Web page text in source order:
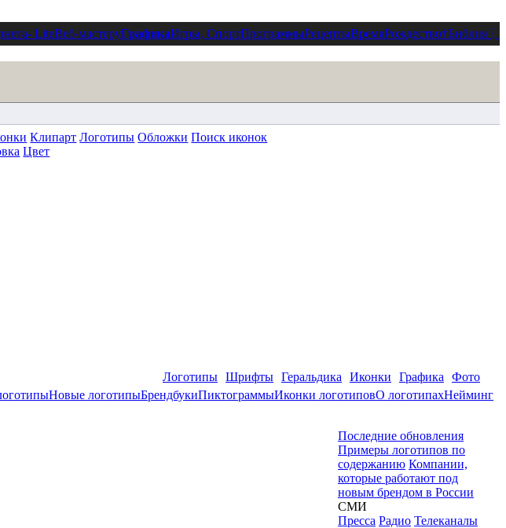
- LiteВеб-мастеруГрафикаИгры, СпортПрограммыРецептыВремяРождество†Библия ⋮
Логотипы Шрифты Геральдика Иконки Графика Фото
Новые логотипыБрендбукиПиктограммыИконки логотиповО логотипахНейминг
Клипарт Логотипы Обложки Поиск иконок
Цвет
Последние обновления
Примеры логотипов по
содержанию Компании,
которые работают под
новым брендом в России
СМИ
Пресса Радио Телеканалы